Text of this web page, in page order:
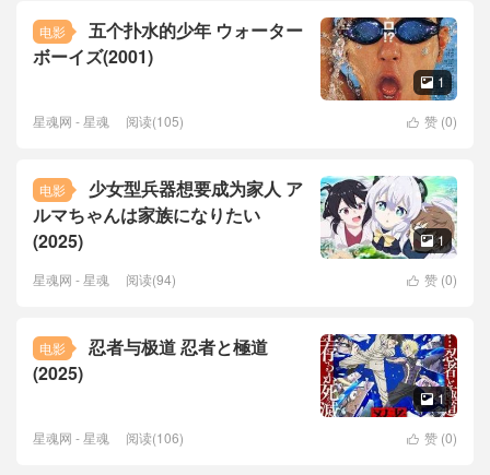
电影
五个扑水的少年 ウォーター
ボーイズ(2001)
 1
 赞 (0)
星魂网 - 星魂 阅读(105)
电影
少女型兵器想要成为家人 ア
ルマちゃんは家族になりたい
(2025)
 1
 赞 (0)
星魂网 - 星魂 阅读(94)
电影
忍者与极道 忍者と極道
(2025)
 1
 赞 (0)
星魂网 - 星魂 阅读(106)